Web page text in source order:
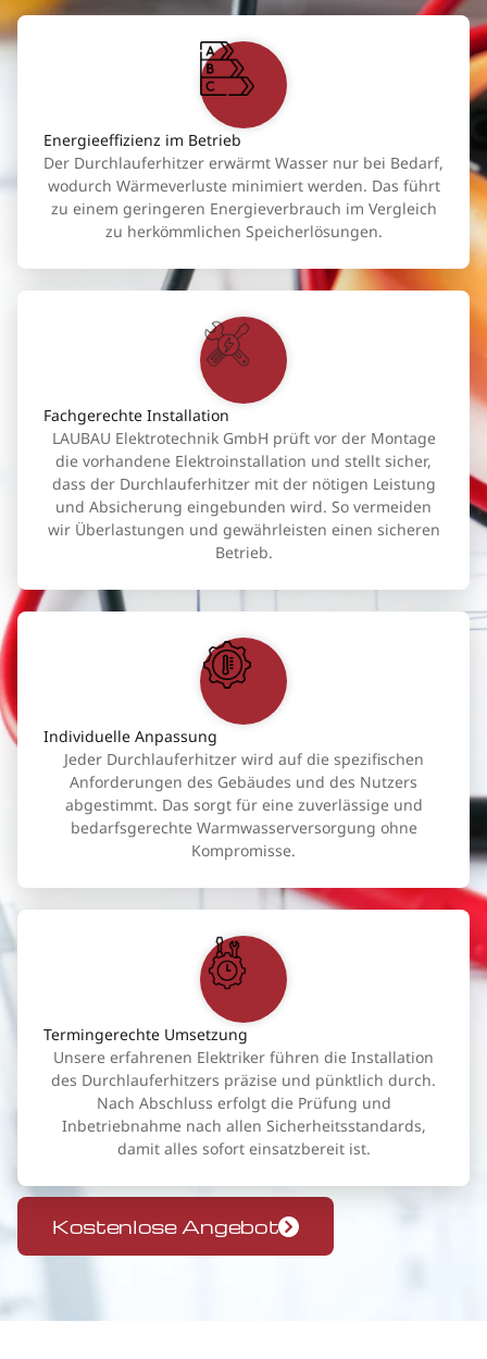
Energieeffizienz im Betrieb
Der Durchlauferhitzer erwärmt Wasser nur bei Bedarf,
wodurch Wärmeverluste minimiert werden. Das führt
zu einem geringeren Energieverbrauch im Vergleich
zu herkömmlichen Speicherlösungen.
Fachgerechte Installation
LAUBAU Elektrotechnik GmbH prüft vor der Montage
die vorhandene Elektroinstallation und stellt sicher,
dass der Durchlauferhitzer mit der nötigen Leistung
und Absicherung eingebunden wird. So vermeiden
wir Überlastungen und gewährleisten einen sicheren
Betrieb.
Individuelle Anpassung
Jeder Durchlauferhitzer wird auf die spezifischen
Anforderungen des Gebäudes und des Nutzers
abgestimmt. Das sorgt für eine zuverlässige und
bedarfsgerechte Warmwasserversorgung ohne
Kompromisse.
Termingerechte Umsetzung
Unsere erfahrenen Elektriker führen die Installation
des Durchlauferhitzers präzise und pünktlich durch.
Nach Abschluss erfolgt die Prüfung und
Inbetriebnahme nach allen Sicherheitsstandards,
damit alles sofort einsatzbereit ist.
Kostenlose Angebot